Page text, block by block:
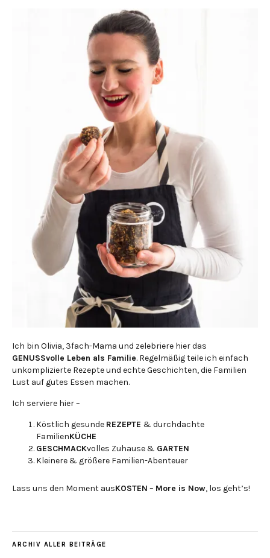
Ich bin Olivia, 3fach-Mama und zelebriere hier das
GENUSSvolle Leben als Familie. Regelmäßig teile ich einfach
unkomplizierte Rezepte und echte Geschichten, die Familien
Lust auf gutes Essen machen.
Ich serviere hier –
Köstlich gesunde REZEPTE & durchdachte
FamilienKÜCHE
GESCHMACKvolles Zuhause & GARTEN
Kleinere & größere Familien-Abenteuer
Lass uns den Moment ausKOSTEN – More is Now, los geht’s!
ARCHIV ALLER BEITRÄGE